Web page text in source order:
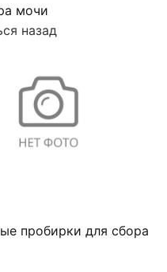
мочи
назад
пробирки для сбора